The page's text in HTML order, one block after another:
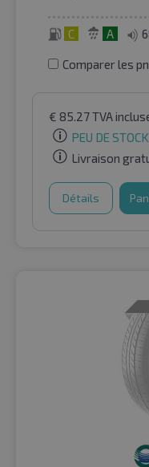
C A
Comparer les
€ 85.27TVA
PEU DE STOCK
Livraison
Détails